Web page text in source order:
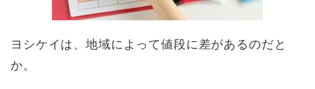
ヨシケイは、地域によって値段に差があるのだと
か。